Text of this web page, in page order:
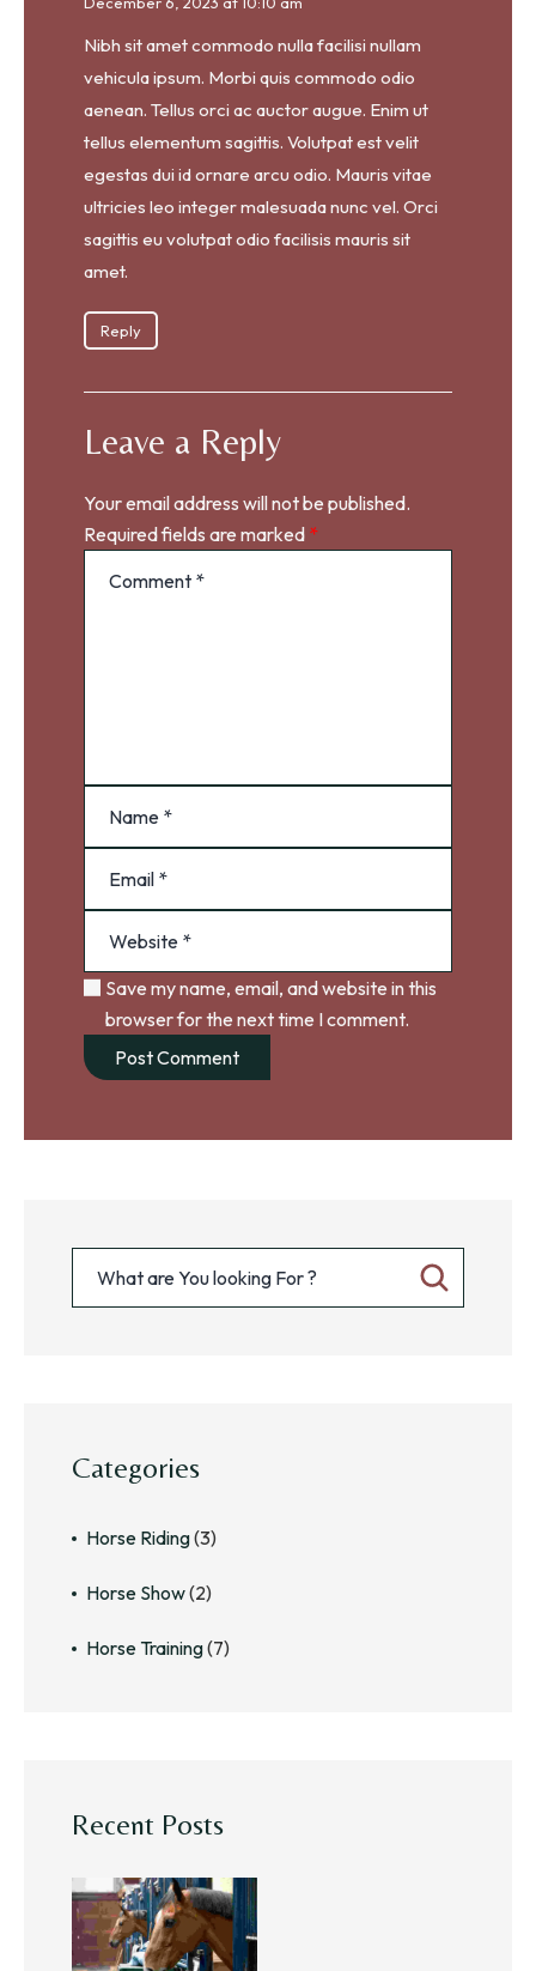
Nibh sit amet commodo nulla facilisi nullam
vehicula ipsum. Morbi quis commodo odio
aenean. Tellus orci ac auctor augue. Enim ut
tellus elementum sagittis. Volutpat est velit
egestas dui id ornare arcu odio. Mauris vitae
ultricies leo integer malesuada nunc vel. Orci
sagittis eu volutpat odio facilisis mauris sit
amet.
Reply
Leave a Reply
Your email address will not be published.
Required fields are marked *
Save my name, email, and website in this
browser for the next time I comment.
Categories
Horse Riding(3)
Horse Show(2)
Horse Training(7)
Recent Posts